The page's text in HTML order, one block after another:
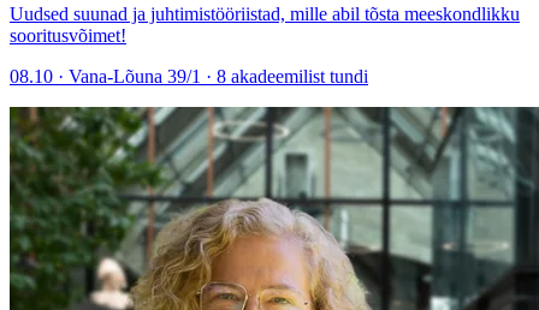
Uudsed suunad ja juhtimistööriistad, mille abil tõsta meeskondlikku
sooritusvõimet!
08.10 · Vana-Lõuna 39/1 · 8 akadeemilist tundi